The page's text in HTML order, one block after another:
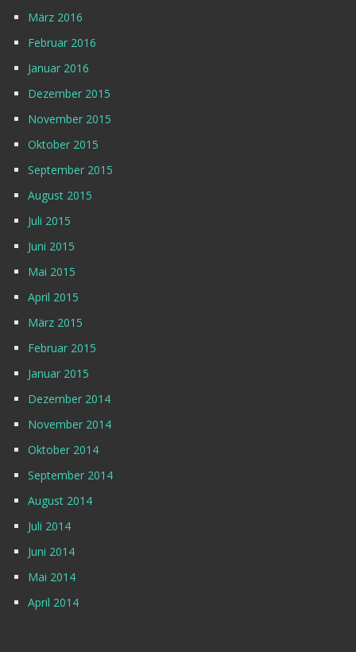
März 2016
Februar 2016
Januar 2016
Dezember 2015
November 2015
Oktober 2015
September 2015
August 2015
Juli 2015
Juni 2015
Mai 2015
April 2015
März 2015
Februar 2015
Januar 2015
Dezember 2014
November 2014
Oktober 2014
September 2014
August 2014
Juli 2014
Juni 2014
Mai 2014
April 2014